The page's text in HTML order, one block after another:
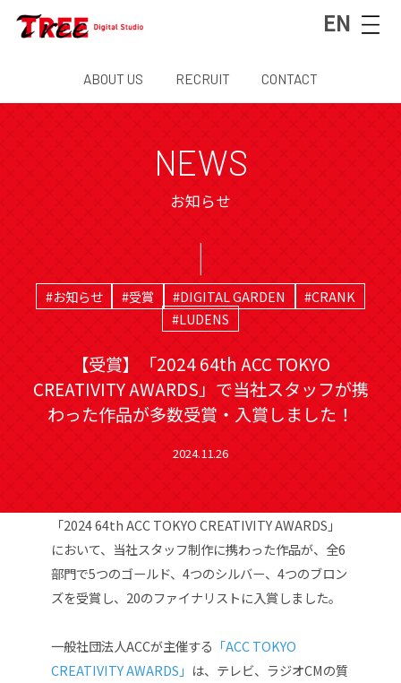
EN
ABOUT US RECRUIT CONTACT
NEWS
お知らせ
#お知らせ #受賞 #DIGITAL GARDEN
#CRANK
#LUDENS
【受賞】「2024 64th ACC TOKYO
CREATIVITY AWARDS」で当社スタッフが携
わった作品が多数受賞・入賞しました！
2024.11.26
「2024 64th ACC TOKYO CREATIVITY AWARDS」
において、当社スタッフ制作に携わった作品が、全6
部門で5つのゴールド、4つのシルバー、4つのブロン
ズを受賞し、20のファイナリストに入賞しました。
一般社団法人ACCが主催する 「ACC TOKYO
CREATIVITY AWARDS」 は、テレビ、ラジオCMの質